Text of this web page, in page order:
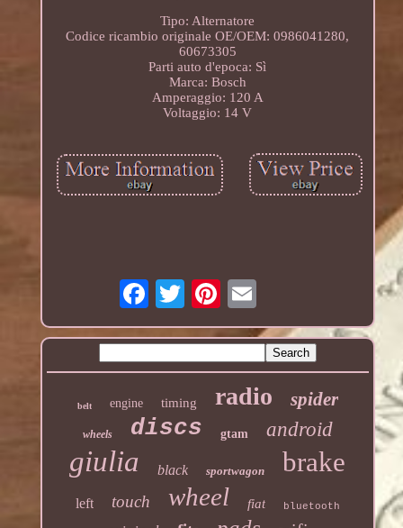
Tipo: Alternatore
Codice ricambio originale OE/OEM: 0986041280,
60673305
Parti auto d'epoca: Sì
Marca: Bosch
Amperaggio: 120 A
Voltaggio: 14 V
belt engine timing radio spider
wheels discs gtam android
giulia black sportwagon brake
left touch wheel fiat bluetooth